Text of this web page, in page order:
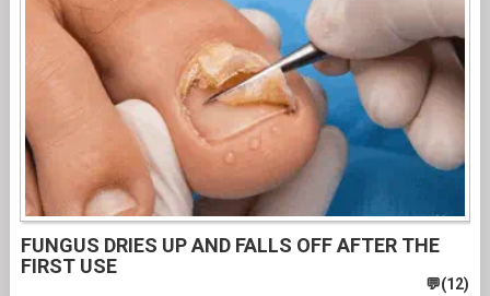
FUNGUS DRIES UP AND FALLS OFF AFTER THE
FIRST USE